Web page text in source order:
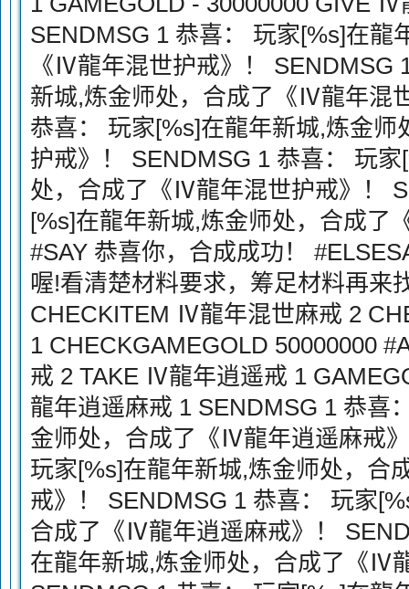
SENDMSG 1 恭喜： 玩家[%s]在龍
《Ⅳ龍年混世护戒》！ SENDMSG
新城,炼金师处，合成了《Ⅳ龍年混
恭喜： 玩家[%s]在龍年新城,炼金
护戒》！ SENDMSG 1 恭喜： 玩
处，合成了《Ⅳ龍年混世护戒》！
[%s]在龍年新城,炼金师处，合成了
#SAY 恭喜你，合成成功！
喔!看清楚材料要求，筹足材料再来
CHECKITEM Ⅳ龍年混世麻戒 2
1 CHECKGAMEGOLD 50000000
戒 2 TAKE Ⅳ龍年逍遥戒 1
龍年逍遥麻戒 1 SENDMSG 1 恭喜
金师处，合成了《Ⅳ龍年逍遥麻戒
玩家[%s]在龍年新城,炼金师处，合
戒》！ SENDMSG 1 恭喜： 玩家
合成了《Ⅳ龍年逍遥麻戒》！
在龍年新城,炼金师处，合成了《Ⅳ